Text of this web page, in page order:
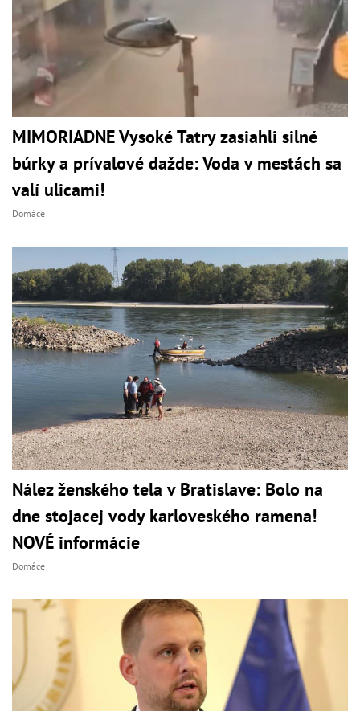
MIMORIADNE Vysoké Tatry zasiahli silné
búrky a prívalové dažde: Voda v mestách sa
valí ulicami!
Domáce
Nález ženského tela v Bratislave: Bolo na
dne stojacej vody karloveského ramena!
NOVÉ informácie
Domáce